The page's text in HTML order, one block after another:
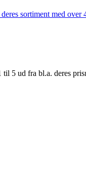
sortiment med
5 ud fra bl.a. deres